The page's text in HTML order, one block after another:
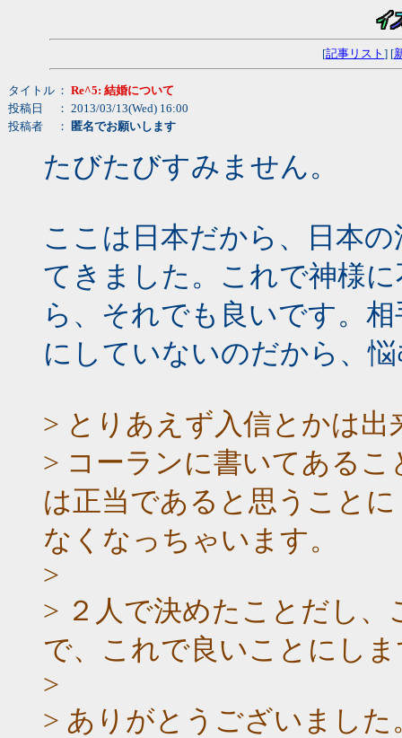
[記事リスト ] [
タイトル ： Re^5: 結婚について
投稿日
： 2013/03/13(Wed) 16:00
投稿者
： 匿名でお願いします
たびたびすみません。
ここは日本だから、日本
てきました。これで神様
ら、それでも良いです。
にしていないのだから、
> とりあえず入信とかは
> コーランに書いてある
は正当であると思うこと
なくなっちゃいます。
>
> ２人で決めたことだし
で、これで良いことにし
>
> ありがとうございました